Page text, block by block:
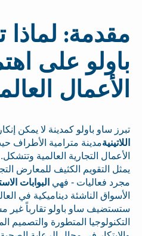
مقدمة:
باولو على
الأعمال
تبرز ساو باولو كمدينة لا يمكن
اللاتينيةمدينة مترامية الأطراف
الأعمال التجارية العالمية
يمثل التقويم الكثيف للمعارض
مجرد فعاليات - فهي البوابات
ستستضيف ساو باولو تقارباً غير
التكنولوجيا المتطورة والتصميم